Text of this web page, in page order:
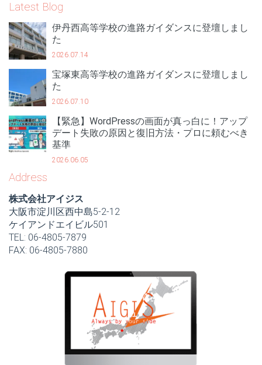
Latest Blog
伊丹西高等学校の進路ガイダンスに登壇しまし
た
2026.07.14
宝塚東高等学校の進路ガイダンスに登壇しまし
た
2026.07.10
【緊急】WordPressの画面が真っ白に！アップ
デート失敗の原因と復旧方法・プロに頼むべき
基準
2026.06.05
Address
株式会社アイジス
大阪市淀川区西中島5-2-12
ケイアンドエイビル501
TEL: 06-4805-7879
FAX: 06-4805-7880